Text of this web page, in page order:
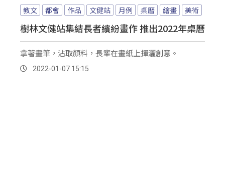
教文 都會 作品 文健站 月例 桌曆 繪畫 美術
樹林文健站集結長者繽紛畫作 推出2022年桌曆
拿著畫筆，沾取顏料，長輩在畫紙上揮灑創意。
2022-01-07 15:15